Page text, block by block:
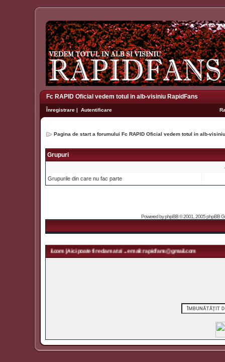
Fc RAPID Oficial vedem totul in alb-visiniu RapidFans
Înregistrare | Autentificare
Pagina de start a forumului Fc RAPID Oficial vedem totul in alb-
Grupuri
Grupurile din care nu fac parte
Powered byphpBB© 2001, 2005 phpBB
| Aici poate fi reclama ta! ... email: rapidfans@gmail.com